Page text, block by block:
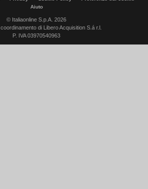
Aiuto
© Italiaonline S.p.A. 2026
di Libero Acquisition S.á r.l.
P. IVA 03970540963